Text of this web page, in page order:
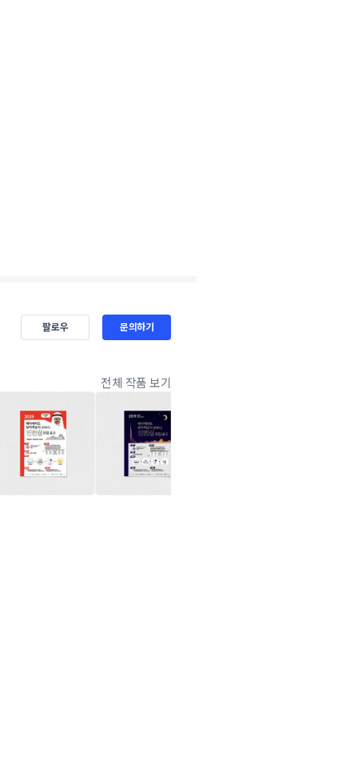
팔로우 문의하기
전체 작품 보기